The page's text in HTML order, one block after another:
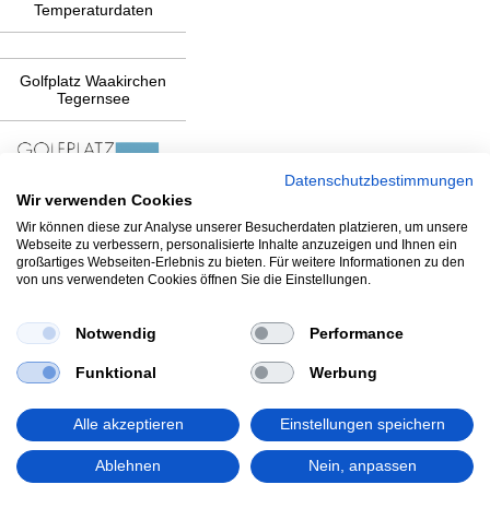
Impressum - Kontakt
Datenschutz
Temperaturdaten
Golfplatz Waakirchen
Tegernsee
Datenschutzbestimmungen
Wir verwenden Cookies
Wir können diese zur Analyse unserer Besucherdaten platzieren, um unsere
Webseite zu verbessern, personalisierte Inhalte anzuzeigen und Ihnen ein
großartiges Webseiten-Erlebnis zu bieten. Für weitere Informationen zu den
von uns verwendeten Cookies öffnen Sie die Einstellungen.
Notwendig Performance
Funktional Werbung
Alle akzeptieren Einstellungen speichern
Ablehnen Nein, anpassen